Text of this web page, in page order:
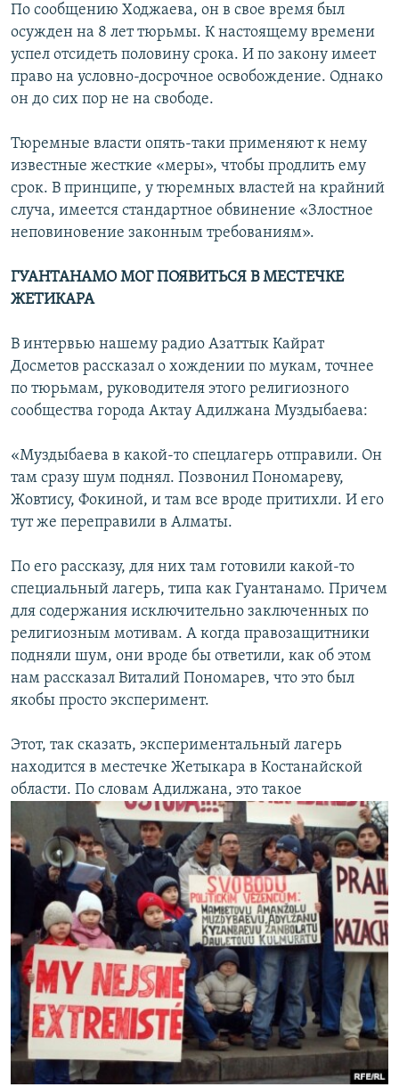
По сообщению Ходжаева, он в свое время был
осужден на 8 лет тюрьмы. К настоящему времени
успел отсидеть половину срока. И по закону имеет
право на условно-досрочное освобождение. Однако
он до сих пор не на свободе.
Тюремные власти опять-таки применяют к нему
известные жесткие «меры», чтобы продлить ему
срок. В принципе, у тюремных властей на крайний
случа, имеется стандартное обвинение «Злостное
неповиновение законным требованиям».
ГУАНТАНАМО МОГ ПОЯВИТЬСЯ В МЕСТЕЧКЕ
ЖЕТИКАРА
В интервью нашему радио Азаттык Кайрат
Досметов рассказал о хождении по мукам, точнее
по тюрьмам, руководителя этого религиозного
сообщества города Актау Адилжана Муздыбаева:
«Муздыбаева в какой-то спецлагерь отправили. Он
там сразу шум поднял. Позвонил Пономареву,
Жовтису, Фокиной, и там все вроде притихли. И его
тут же переправили в Алматы.
По его рассказу, для них там готовили какой-то
специальный лагерь, типа как Гуантанамо. Причем
для содержания исключительно заключенных по
религиозным мотивам. А когда правозащитники
подняли шум, они вроде бы ответили, как об этом
нам рассказал Виталий Пономарев, что это был
якобы просто эксперимент.
Этот, так сказать, экспериментальный лагерь
находится в местечке Жетыкара в Костанайской
области. По словам Адилжана, это такое